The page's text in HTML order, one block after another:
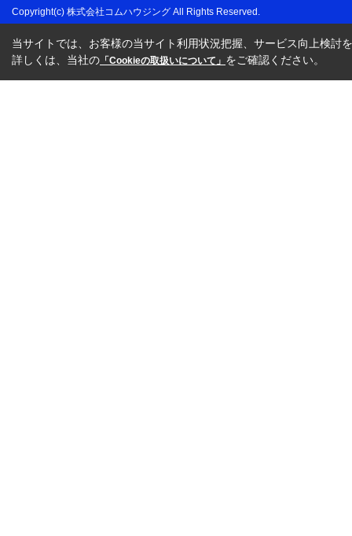
Copyright(c) 株式会社コムハウジング All Rights Reserved.
当サイトでは、お客様の当サイト利用状況把握、サービス向上検討
詳しくは、当社の 「Cookieの取扱いについて」 をご確認ください。